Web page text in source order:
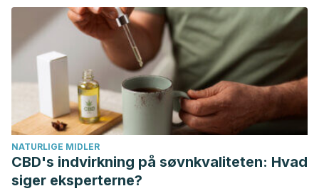
Kaliski, S. (2005). Dolor en Extremidades Superiores.
Reumatología.
NATURLIGE MIDLER
CBD's indvirkning på søvnkvaliteten: Hvad
siger eksperterne?